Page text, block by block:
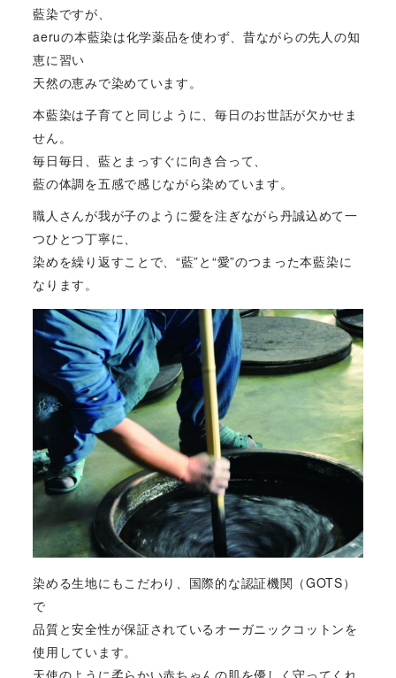
藍染ですが、
aeruの本藍染は化学薬品を使わず、昔ながらの先人の知
恵に習い
天然の恵みで染めています。
本藍染は子育てと同じように、毎日のお世話が欠かせま
せん。
毎日毎日、藍とまっすぐに向き合って、
藍の体調を五感で感じながら染めています。
職人さんが我が子のように愛を注ぎながら丹誠込めて一
つひとつ丁寧に、
染めを繰り返すことで、“藍”と“愛”のつまった本藍染に
なります。
染める生地にもこだわり、国際的な認証機関（GOTS）
で
品質と安全性が保証されているオーガニックコットンを
使用しています。